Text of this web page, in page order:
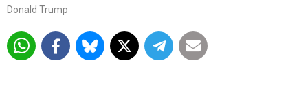
Donald Trump